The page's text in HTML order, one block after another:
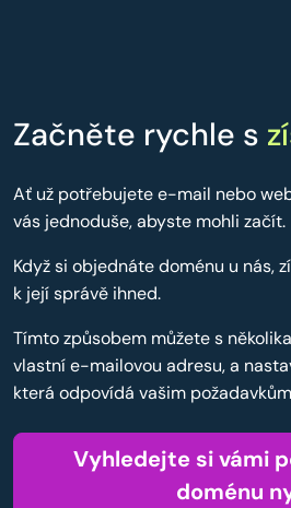
Začněte rychle s
Ať už potřebujete e-mail nebo
vás jednoduše, abyste mohli začít.
Když si objednáte doménu u nás,
k její správě ihned.
Tímto způsobem můžete s
vlastní e-mailovou adresu, a
která odpovídá vašim
Vyhledejte si vámi
doménu